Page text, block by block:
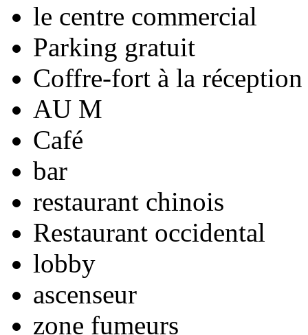
le centre commercial
Parking gratuit
Coffre-fort à la réception
AU M
Café
bar
restaurant chinois
Restaurant occidental
lobby
ascenseur
zone fumeurs